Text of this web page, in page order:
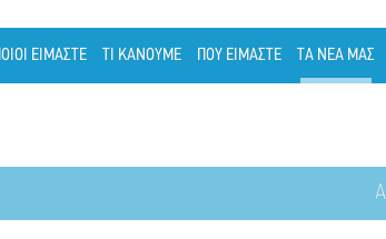
ΠΟΙΟΙ ΕΙΜΑΣΤΕ ΤΙ ΚΑΝΟΥΜΕ ΠΟΥ ΕΙΜΑΣΤΕ ΤΑ ΝΕΑ ΜΑΣ